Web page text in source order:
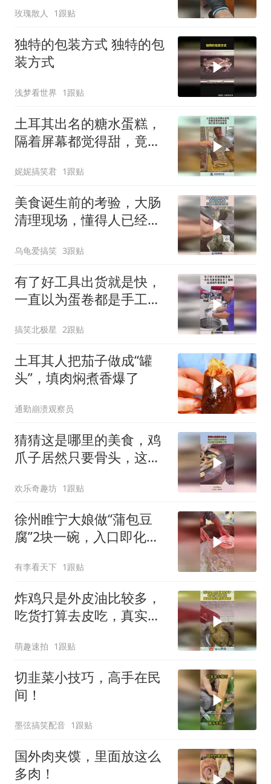
玫瑰散人 1跟贴
独特的包装方式 独特的包
装方式
浅梦看世界 1跟贴
土耳其出名的糖水蛋糕，
隔着屏幕都觉得甜，竟还
妮妮搞笑君 1跟贴
美食诞生前的考验，大肠
清理现场，懂得人已经流
乌龟爱搞笑 3跟贴
有了好工具出货就是快，
一直以为蛋卷都是手工卷
搞笑北极星 2跟贴
土耳其人把茄子做成“罐
头”，填肉焖煮香爆了
通勤崩溃观察员
猜猜这是哪里的美食，鸡
爪子居然只要骨头，这波
欢乐奇趣坊 1跟贴
徐州睢宁大娘做“蒲包豆
腐”2块一碗，入口即化，
有李看天下 1跟贴
炸鸡只是外皮油比较多，
吃货打算去皮吃，真实方
萌趣速拍 1跟贴
切韭菜小技巧，高手在民
间！
墨弦搞笑配音 1跟贴
国外肉夹馍，里面放这么
多肉！